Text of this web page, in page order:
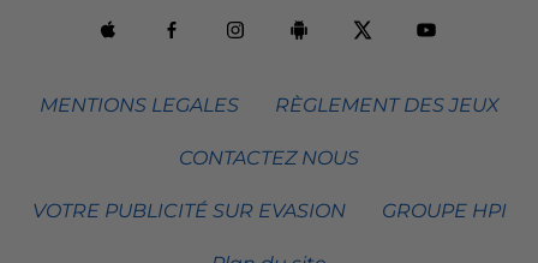
MENTIONS LEGALES RÈGLEMENT DES JEUX
CONTACTEZ NOUS
VOTRE PUBLICITÉ SUR EVASION GROUPE HPI